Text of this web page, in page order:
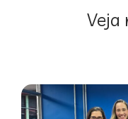
Veja